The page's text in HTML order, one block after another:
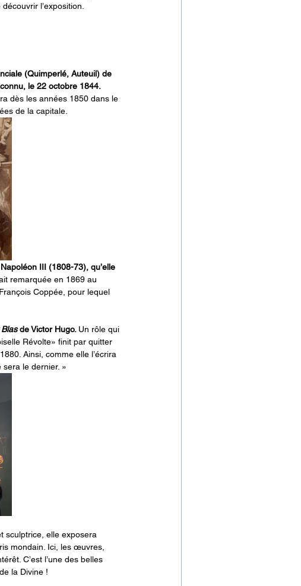
l’exposition.
(Quimperlé, Auteuil) de
le 22 octobre 1844.
dès les années 1850 dans le
de la capitale.
III (1808-73), qu’elle
remarquée en 1869 au
Coppée, pour lequel
de Victor Hugo. Un rôle qui
Révolte» finit par quitter
Ainsi, comme elle l’écrira
sera le dernier. »
sculptrice, elle exposera
mondain. Ici, les œuvres,
C’est l’une des belles
la Divine !